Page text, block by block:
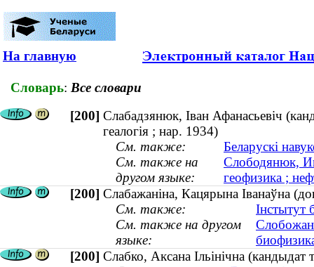
На главную
Словарь: Все словари
[200] Слабадзянюк, Іван Афанасьевіч
геалогія ; нар. 1934)
См. также:
Беларускі
См. также на
другом языке:
Слободянюк,
геофизика ;
[200] Слабажаніна, Кацярына Іванаўна
См. также:
Інстытут
См. также на другом
языке:
[200] Слабко, Аксана Ільінічна